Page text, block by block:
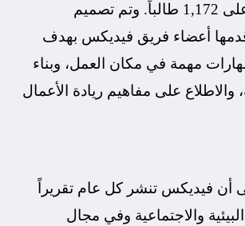
تأثيرات إيجابية على 1,172 طالباً. وتم تصميم
أعضاء فريق فيديكس بهدف
مهمة في مكان العمل، وبناء
والاطلاع على مفاهيم ريادة الأعمال
أن فيديكس تنشر كل عام تقريراً
والاجتماعية وفي مجال